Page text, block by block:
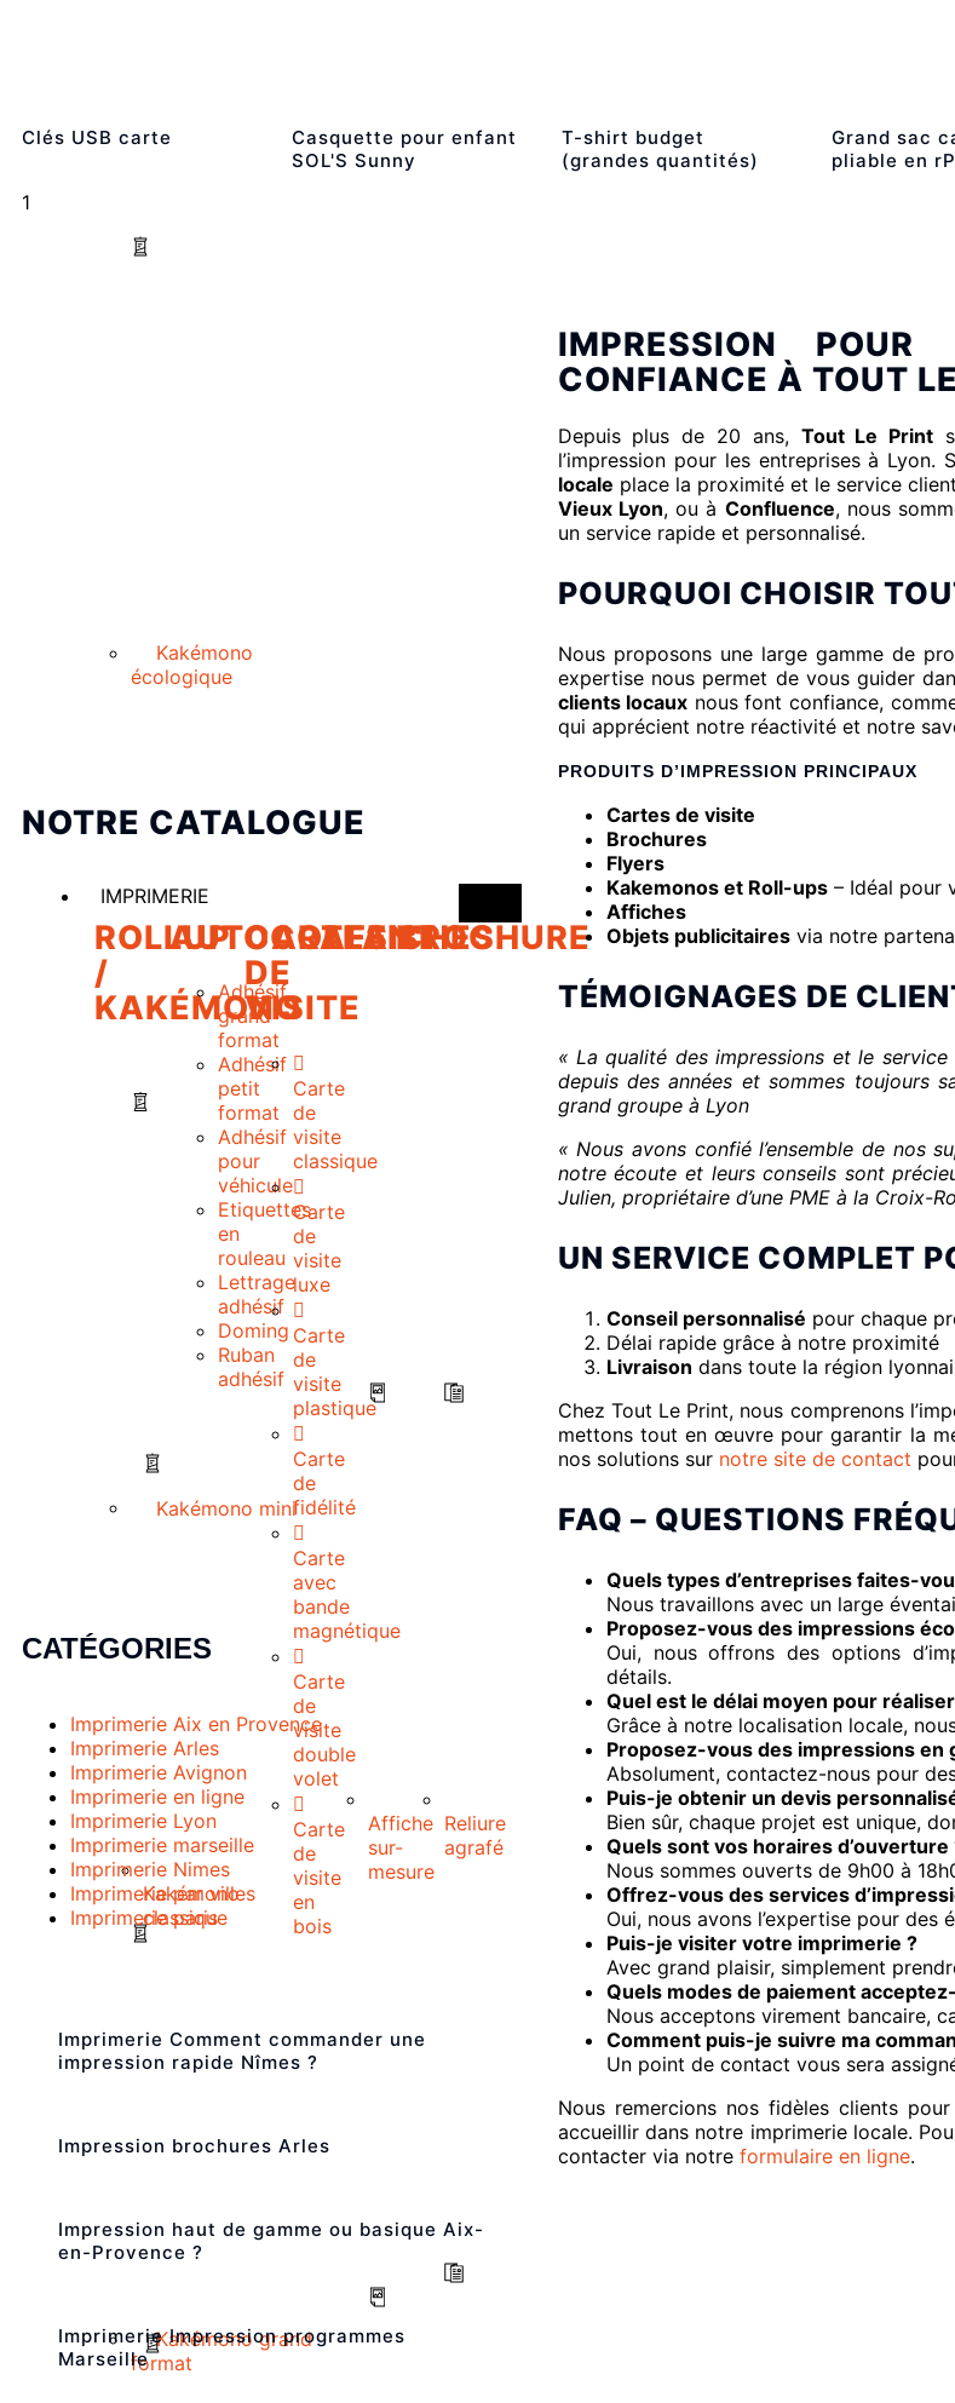
Kakémono
écologique
Kakémono mini
Kakémono grand
format
Clés USB carte
Casquette pour enfant
SOL'S Sunny
T-shirt budget
(grandes quantités)
Grand sac
pliable en
NOTRE CATALOGUE
IMPRIMERIE
ROLLUP
/
KAKÉMONO
Kakémono
classique
AUTOCOLLANT
Adhésif
grand
format
Adhésif
petit
format
Adhésif
pour
véhicule
Etiquettes
en
rouleau
Lettrage
adhésif
Doming
Ruban
adhésif
CARTES
DE
VISITE
Carte
de
visite
classique
Carte
de
visite
luxe
Carte
de
visite
plastique
Carte
de
fidélité
Carte
avec
bande
magnétique
Carte
de
visite
double
volet
Carte
de
visite
en
bois
AFFICHES
Affiche
sur-
mesure
BROCHURE
Reliure
agrafé
CATÉGORIES
Imprimerie Aix en Provence
Imprimerie Arles
Imprimerie Avignon
Imprimerie en ligne
Imprimerie Lyon
Imprimerie marseille
Imprimerie Nimes
Imprimerie par villes
Imprimerie paris
Imprimerie Comment commander une
impression rapide Nîmes ?
Impression brochures Arles
Impression haut de gamme ou basique Aix-
en-Provence ?
Imprimerie Impression programmes
Marseille
IMPRESSION
CONFIANCE À TOUT
Depuis plus de 20 ans, Tout Le Print
l’impression pour les entreprises à
locale place la proximité et le service
Vieux Lyon, ou à Confluence, nous
un service rapide et personnalisé.
POURQUOI CHOISIR
Nous proposons une large gamme de
expertise nous permet de vous guider
clients locaux nous font confiance,
qui apprécient notre réactivité et notre
PRODUITS D’IMPRESSION PRINCIPAUX
Cartes de visite
Brochures
Flyers
Kakemonos et Roll-ups– Idéal pour
Affiches
Objets publicitairesvia notre
TÉMOIGNAGES DE
« La qualité des impressions et le
depuis des années et sommes toujours
grand groupe à Lyon
« Nous avons confié l’ensemble de nos
notre écoute et leurs conseils sont
Julien, propriétaire d’une PME à la Croix-
UN SERVICE COMPLET
Conseil personnalisé pour chaque
Délai rapide grâce à notre proximité
Livraison dans toute la région
Chez Tout Le Print, nous comprenons
mettons tout en œuvre pour garantir la
nos solutions sur notre site de contact
FAQ – QUESTIONS
Quels types d’entreprises faites-
Nous travaillons avec un large
Proposez-vous des impressions
Oui, nous offrons des options
détails.
Quel est le délai moyen pour
Grâce à notre localisation locale,
Proposez-vous des impressions en
Absolument, contactez-nous pour
Puis-je obtenir un devis
Bien sûr, chaque projet est unique,
Quels sont vos horaires d’ouverture
Nous sommes ouverts de 9h00 à
Offrez-vous des services
Oui, nous avons l’expertise pour des
Puis-je visiter votre imprimerie ?
Avec grand plaisir, simplement
Quels modes de paiement
Nous acceptons virement bancaire,
Comment puis-je suivre ma
Un point de contact vous sera
Nous remercions nos fidèles clients
accueillir dans notre imprimerie locale.
contacter via notre formulaire en ligne.